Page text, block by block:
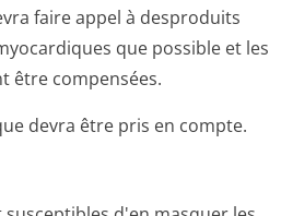
faire appel à desproduits
que possible et les
être compensées.
devra être pris en compte.